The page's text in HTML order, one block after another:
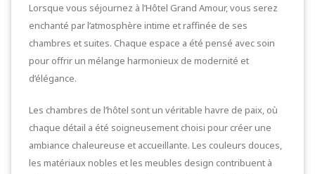
Lorsque vous séjournez à l’Hôtel Grand Amour, vous serez
enchanté par l’atmosphère intime et raffinée de ses
chambres et suites. Chaque espace a été pensé avec soin
pour offrir un mélange harmonieux de modernité et
d’élégance.
Les chambres de l’hôtel sont un véritable havre de paix, où
chaque détail a été soigneusement choisi pour créer une
ambiance chaleureuse et accueillante. Les couleurs douces,
les matériaux nobles et les meubles design contribuent à